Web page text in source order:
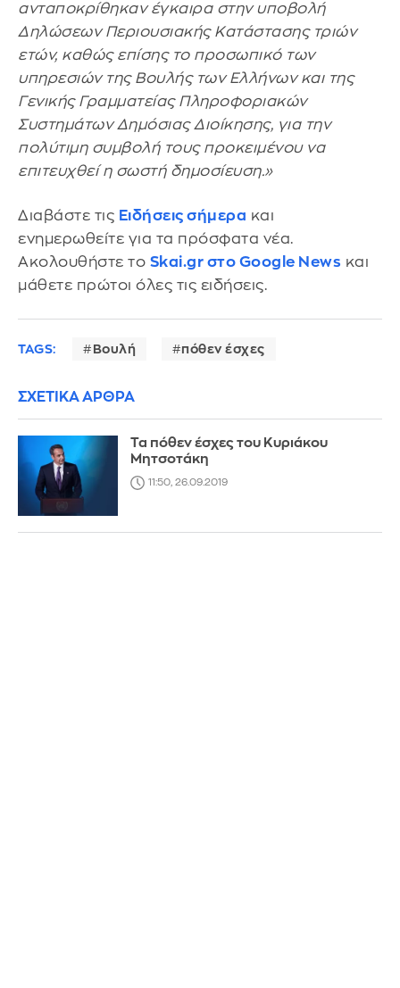
ανταποκρίθηκαν έγκαιρα στην υποβολή
Δηλώσεων Περιουσιακής Κατάστασης τριών
ετών, καθώς επίσης το προσωπικό των
υπηρεσιών της Βουλής των Ελλήνων και της
Γενικής Γραμματείας Πληροφοριακών
Συστημάτων Δημόσιας Διοίκησης, για την
πολύτιμη συμβολή τους προκειμένου να
επιτευχθεί η σωστή δημοσίευση.»
Διαβάστε τις Ειδήσεις σήμερα και
ενημερωθείτε για τα πρόσφατα νέα.
Ακολουθήστε το Skai.gr στο Google News και
μάθετε πρώτοι όλες τις ειδήσεις.
TAGS: Βουλή πόθεν έσχες
ΣΧΕΤΙΚΑ ΑΡΘΡΑ
Τα πόθεν έσχες του Κυριάκου
Μητσοτάκη
11:50, 26.09.2019